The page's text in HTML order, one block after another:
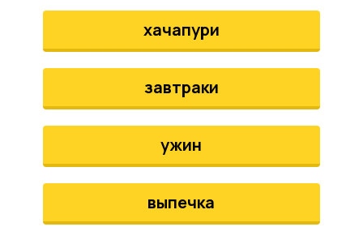
хачапури
завтраки
ужин
выпечка